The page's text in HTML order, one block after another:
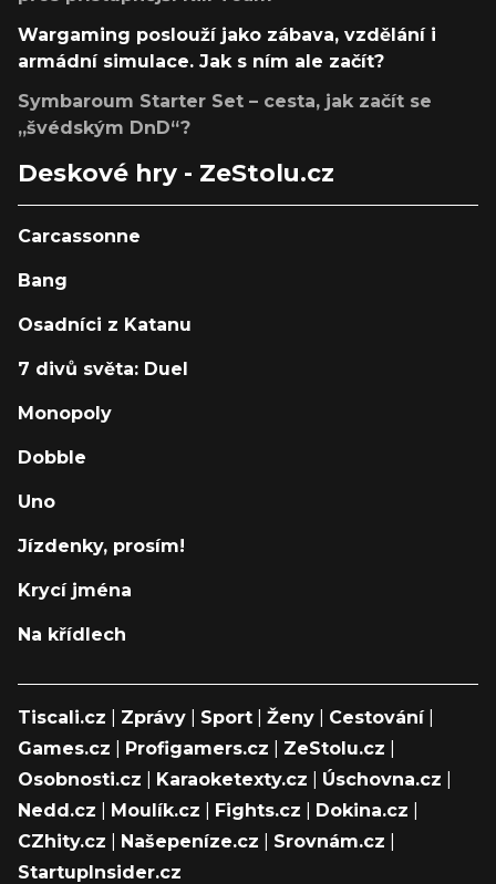
Wargaming poslouží jako zábava, vzdělání i
armádní simulace. Jak s ním ale začít?
Symbaroum Starter Set – cesta, jak začít se
„švédským DnD“?
Deskové hry - ZeStolu.cz
Carcassonne
Bang
Osadníci z Katanu
7 divů světa: Duel
Monopoly
Dobble
Uno
Jízdenky, prosím!
Krycí jména
Na křídlech
Tiscali.cz Zprávy Sport Ženy Cestování|
Games.cz
Profigamers.cz ZeStolu.cz
Osobnosti.cz
Karaoketexty.cz Úschovna.cz
Nedd.cz
Moulík.cz Fights.cz Dokina.cz
CZhity.cz
Našepeníze.cz Srovnám.cz
StartupInsider.cz